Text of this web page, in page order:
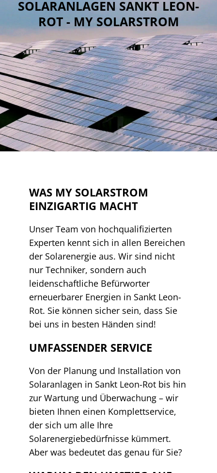
SOLARANLAGEN SANKT LEON-
ROT - MY SOLARSTROM
WAS MY SOLARSTROM
EINZIGARTIG MACHT
Unser Team von hochqualifizierten
Experten kennt sich in allen Bereichen
der Solarenergie aus. Wir sind nicht
nur Techniker, sondern auch
leidenschaftliche Befürworter
erneuerbarer Energien in Sankt Leon-
Rot. Sie können sicher sein, dass Sie
bei uns in besten Händen sind!
UMFASSENDER SERVICE
Von der Planung und Installation von
Solaranlagen in Sankt Leon-Rot bis hin
zur Wartung und Überwachung – wir
bieten Ihnen einen Komplettservice,
der sich um alle Ihre
Solarenergiebedürfnisse kümmert.
Aber was bedeutet das genau für Sie?